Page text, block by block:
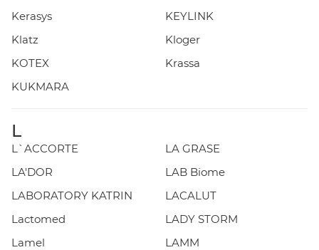
Kerasys
KEYLINK
Klatz
Kloger
KOTEX
Krassa
KUKMARA
L
L`ACCORTE
LA GRASE
LA'DOR
LAB Biome
LABORATORY KATRIN
LACALUT
Lactomed
LADY STORM
Lamel
LAMM